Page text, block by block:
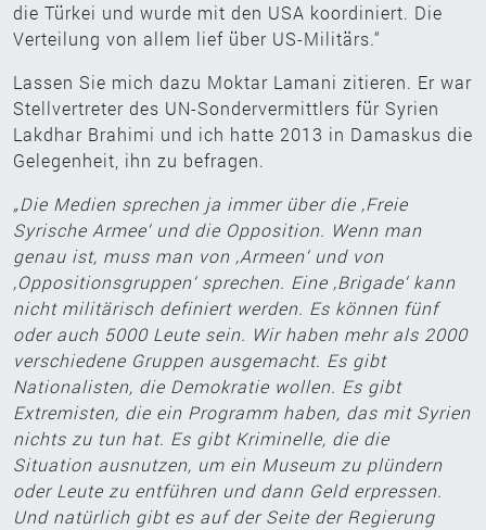
die Türkei und wurde mit den USA koordiniert. Die
Verteilung von allem lief über US-Militärs.“
Lassen Sie mich dazu Moktar Lamani zitieren. Er war
Stellvertreter des UN-Sondervermittlers für Syrien
Lakdhar Brahimi und ich hatte 2013 in Damaskus die
Gelegenheit, ihn zu befragen.
„Die Medien sprechen ja immer über die ‚Freie
Syrische Armee‘ und die Opposition. Wenn man
genau ist, muss man von ‚Armeen‘ und von
‚Oppositionsgruppen‘ sprechen. Eine ‚Brigade‘ kann
nicht militärisch definiert werden. Es können fünf
oder auch 5000 Leute sein. Wir haben mehr als 2000
verschiedene Gruppen ausgemacht. Es gibt
Nationalisten, die Demokratie wollen. Es gibt
Extremisten, die ein Programm haben, das mit Syrien
nichts zu tun hat. Es gibt Kriminelle, die die
Situation ausnutzen, um ein Museum zu plündern
oder Leute zu entführen und dann Geld erpressen.
Und natürlich gibt es auf der Seite der Regierung